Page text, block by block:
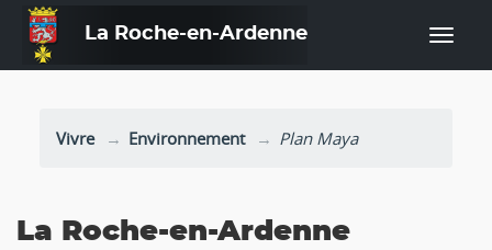
La Roche-en-Ardenne
Vivre Environnement Plan Maya
La Roche-en-Ardenne